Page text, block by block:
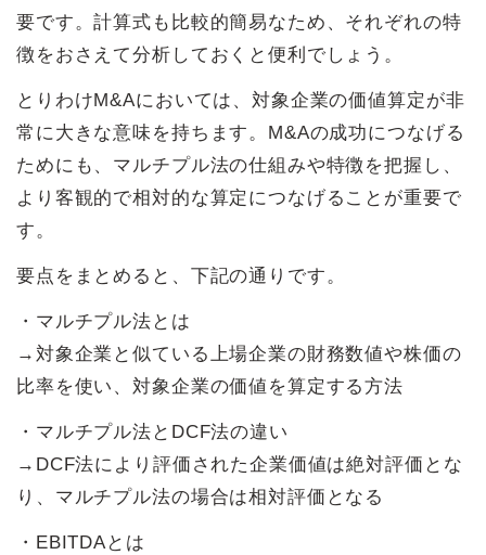
要です。計算式も比較的簡易なため、それぞれの特
徴をおさえて分析しておくと便利でしょう。
とりわけM&Aにおいては、対象企業の価値算定が非
常に大きな意味を持ちます。M&Aの成功につなげる
ためにも、マルチプル法の仕組みや特徴を把握し、
より客観的で相対的な算定につなげることが重要で
す。
要点をまとめると、下記の通りです。
・マルチプル法とは
→対象企業と似ている上場企業の財務数値や株価の
比率を使い、対象企業の価値を算定する方法
・マルチプル法とDCF法の違い
→DCF法により評価された企業価値は絶対評価とな
り、マルチプル法の場合は相対評価となる
・EBITDAとは